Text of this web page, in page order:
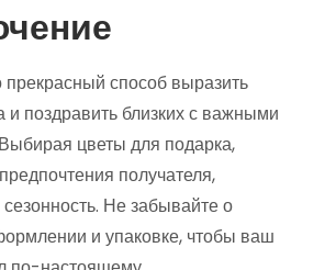
способ выразить
и поздравить близких с важными
цветы для подарка,
получателя,
Не забывайте о
и упаковке, чтобы ваш